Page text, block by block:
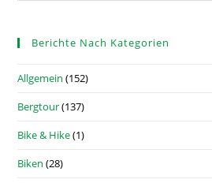
Berichte Nach Kategorien
Allgemein (152)
Bergtour(137)
Bike & Hike(1)
Biken (28)